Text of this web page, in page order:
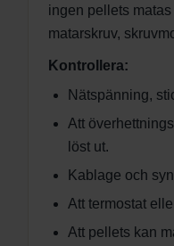
ingen pellets
matarskruv,
Kontrollera:
Nätspänning,
Att
löst ut.
Kablage och
Att termostat
Att pellets kan